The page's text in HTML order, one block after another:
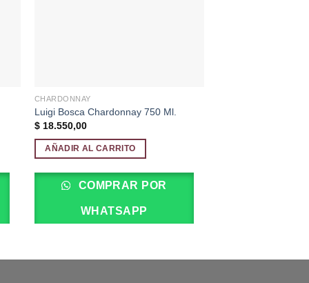
CHARDONNAY
Luigi Bosca Chardonnay 750 Ml.
$18.550,00
AÑADIR AL CARRITO
COMPRAR POR
WHATSAPP